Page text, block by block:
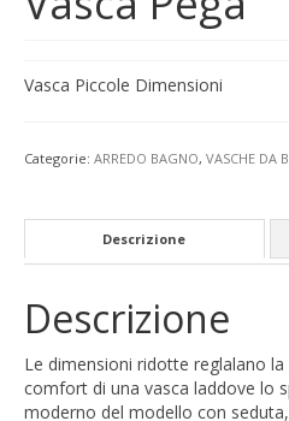
Vasca Piccole Dimensioni
Categorie: ARREDO BAGNO, VASCHE DA
Descrizione
Descrizione
Le dimensioni ridotte reglalano
comfort di una vasca laddove lo
moderno del modello con